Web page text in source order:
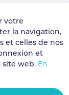
à
heures à
votre
la navigation,
et celles de nos
et
site web. En